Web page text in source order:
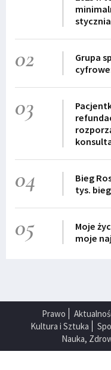
stycznia
02
Grupa
03
04
Bieg
tys.
05
Moje
moje
Prawo
Kultura i Sztuka
Nauka,